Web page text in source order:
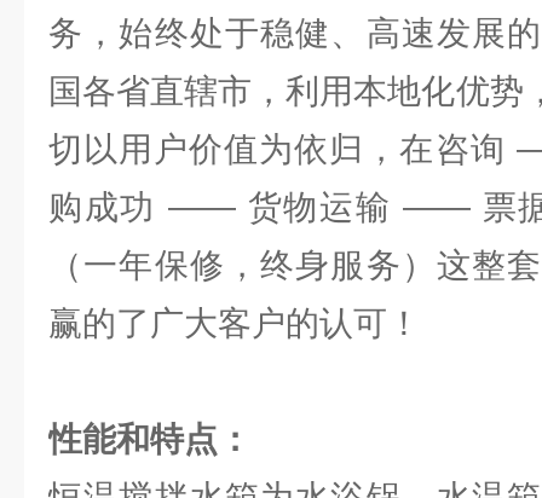
务，始终处于稳健、高速发展
国各省直辖市，利用本地化优势
切以用户价值为依归，在咨
购成功 —— 货物运输 —— 票
（一年保修，终身服务）这整
赢的了广大客户的认可！
性能和特点：